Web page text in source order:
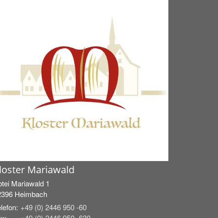
Mariawald
Mariawald 1
Heimbach
+49 (0) 2446 950 -60